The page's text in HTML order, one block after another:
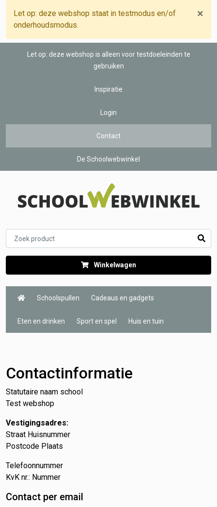
×
Let op: deze webshop staat in testmodus en/of
onderhoudsmodus.
Let op: deze webshop is alleen voor testdoeleinden te
gebruiken
Inspiratie
Login
Contact
De Schoolwebwinkel
Winkelwagen
Schoolspullen Cadeaus en gadgets
Eten en drinken Sport en spel Huis en tuin
Contact
Contactinformatie
Statutaire naam school
Test webshop
Vestigingsadres:
Straat Huisnummer
Postcode Plaats
Telefoonnummer
KvK nr.: Nummer
Contact per email